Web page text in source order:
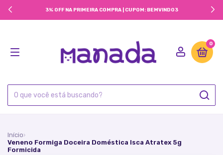
3% OFF NA PRIMEIRA COMPRA | CUPOM: BEMVINDO3
0
Início›
Veneno Formiga Doceira Doméstica Isca Atratex 5g
Formicida